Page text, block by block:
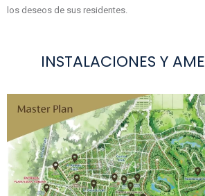
los deseos de sus residentes.
INSTALACIONES Y